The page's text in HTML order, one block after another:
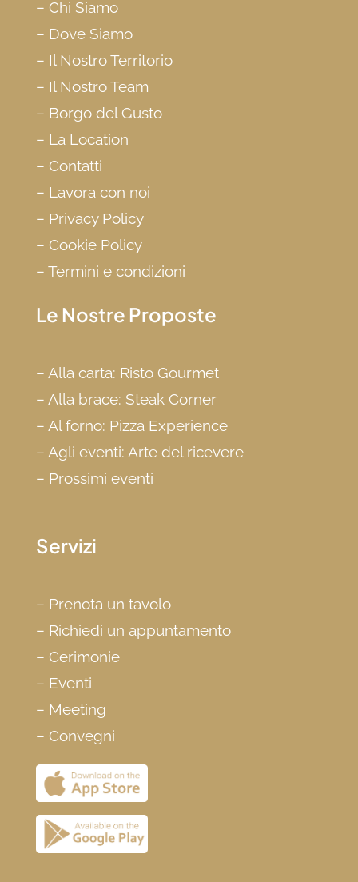
– Chi Siamo
– Dove Siamo
– Il Nostro Territorio
– Il Nostro Team
– Borgo del Gusto
– La Location
– Contatti
– Lavora con noi
– Privacy Policy
– Cookie Policy
– Termini e condizioni
Le Nostre Proposte
– Alla carta: Risto Gourmet
– Alla brace: Steak Corner
– Al forno: Pizza Experience
– Agli eventi: Arte del ricevere
– Prossimi eventi
Servizi
– Prenota un tavolo
– Richiedi un appuntamento
– Cerimonie
– Eventi
– Meeting
– Convegni